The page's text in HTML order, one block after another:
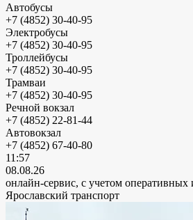
Автобусы
+7 (4852) 30-40-95
Электробусы
+7 (4852) 30-40-95
Троллейбусы
+7 (4852) 30-40-95
Трамваи
+7 (4852) 30-40-95
Речной вокзал
+7 (4852) 22-81-44
Автовокзал
+7 (4852) 67-40-80
11:57
08.08.26
онлайн-сервис, с учетом оперативных
Ярославский транспорт